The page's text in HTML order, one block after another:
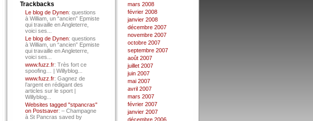
Trackbacks
Le blog de Dynen: questions
à William, un “ancien” Epmiste
qui travaille en Angleterre,
voici ses...
Le blog de Dynen: questions
à William, un “ancien” Epmiste
qui travaille en Angleterre,
voici ses...
www.fuzz.fr: Très fort ce
spoofing… | Willyblog...
www.fuzz.fr: Gagnez de
l’argent en rédigant des
articles sur le sport |
Willyblog...
Websites tagged "stpancras"
on Postsaver: – Champagne
à St Pancras saved by
mars 2008
février 2008
janvier 2008
décembre 2007
novembre 2007
octobre 2007
septembre 2007
août 2007
juillet 2007
juin 2007
mai 2007
avril 2007
mars 2007
février 2007
janvier 2007
décembre 2006